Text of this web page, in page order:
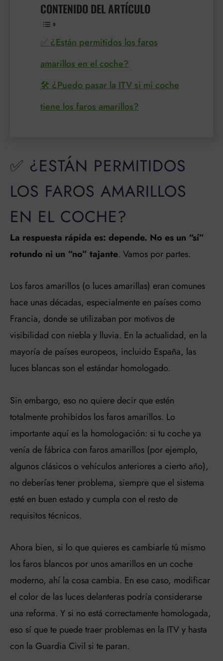
CONTENIDO DEL ARTÍCULO
✅ ¿Están permitidos los faros
amarillos en el coche?
🛠️ ¿Puedo pasar la ITV si mi coche
tiene los faros amarillos?
✅ ¿ESTÁN PERMITIDOS
LOS FAROS AMARILLOS
EN EL COCHE?
La respuesta rápida es: depende. No es un “sí”
rotundo ni un “no” tajante. Vamos por partes.
Los faros amarillos (o luces amarillas) eran comunes
hace unas décadas, especialmente en países como
Francia, donde se utilizaban por motivos de
visibilidad con niebla y lluvia. En la actualidad, en la
mayoría de países europeos, incluido España, las
luces blancas son el estándar homologado.
Sin embargo, eso no quiere decir que estén
totalmente prohibidos los faros amarillos. Lo
importante aquí es la homologación: si tu coche ya
venía de fábrica con faros amarillos (por ejemplo,
algunos clásicos o vehículos anteriores a cierto año),
no deberías tener problema, siempre que el sistema
esté en buen estado y cumpla con el resto de
requisitos técnicos.
Ahora bien, si lo que quieres es cambiarle tú mismo
los faros blancos por unos amarillos en un coche
moderno, ahí la cosa cambia. En ese caso, modificar
el color de las luces delanteras podría considerarse
una reforma. Y si no está correctamente homologada,
eso sí que te puede traer problemas en la ITV y hasta
con la Guardia Civil si te paran.